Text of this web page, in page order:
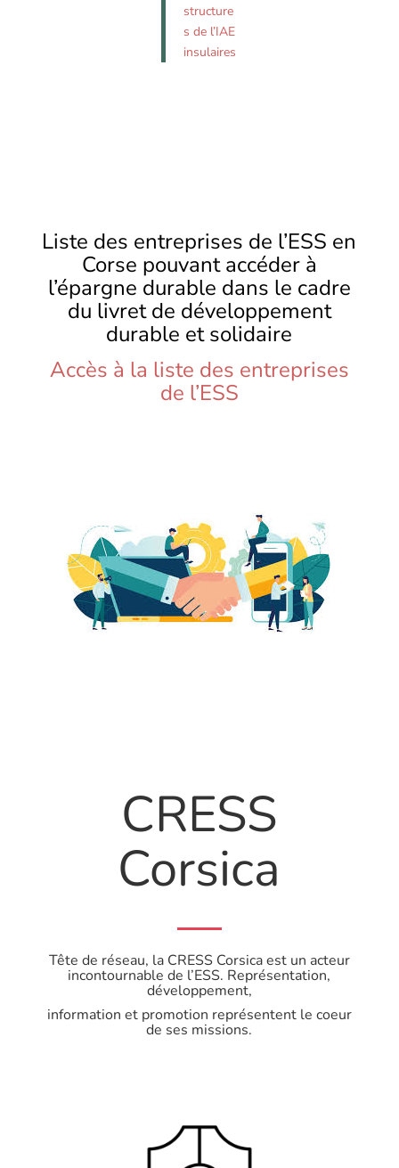
structure
s de l’IAE
insulaires
Liste des entreprises de l’ESS en
Corse pouvant accéder à
l’épargne durable dans le cadre
du livret de développement
durable et solidaire
Accès à la liste des entreprises
de l’ESS
CRESS
Corsica
Tête de réseau, la CRESS Corsica est un acteur
incontournable de l’ESS. Représentation,
développement,
information et promotion représentent le coeur
de ses missions.